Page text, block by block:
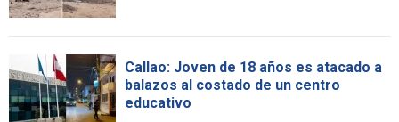
Callao: Joven de 18 años es atacado a
balazos al costado de un centro
educativo